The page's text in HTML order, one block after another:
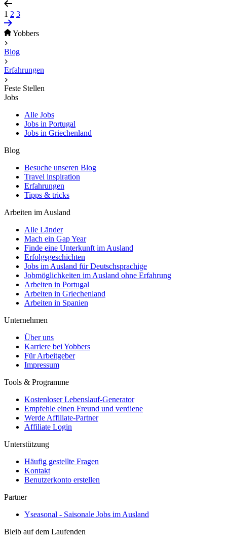
1 2 3
Yobbers
Blog
Erfahrungen
Feste Stellen
Jobs
Alle Jobs
Jobs in Portugal
Jobs in Griechenland
Blog
Besuche unseren Blog
Travel inspiration
Erfahrungen
Tipps & tricks
Arbeiten im Ausland
Alle Länder
Mach ein Gap Year
Finde eine Unterkunft im Ausland
Erfolgsgeschichten
Jobs im Ausland für Deutschsprachige
Jobmöglichkeiten im Ausland ohne Erfahrung
Arbeiten in Portugal
Arbeiten in Griechenland
Arbeiten in Spanien
Unternehmen
Über uns
Karriere bei Yobbers
Für Arbeitgeber
Impressum
Tools & Programme
Kostenloser Lebenslauf-Generator
Empfehle einen Freund und verdiene
Werde Affiliate-Partner
Affiliate Login
Unterstützung
Häufig gestellte Fragen
Kontakt
Benutzerkonto erstellen
Partner
Yseasonal - Saisonale Jobs im Ausland
Bleib auf dem Laufenden